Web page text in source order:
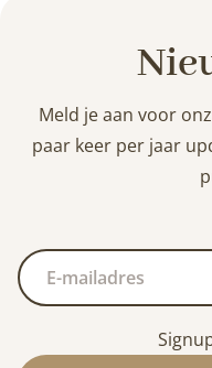
Meld je aan voor
paar keer per jaar